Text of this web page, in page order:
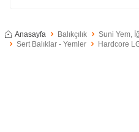
Anasayfa Balıkçılık
Suni Yem,
Sert Balıklar - Yemler
Hardcore